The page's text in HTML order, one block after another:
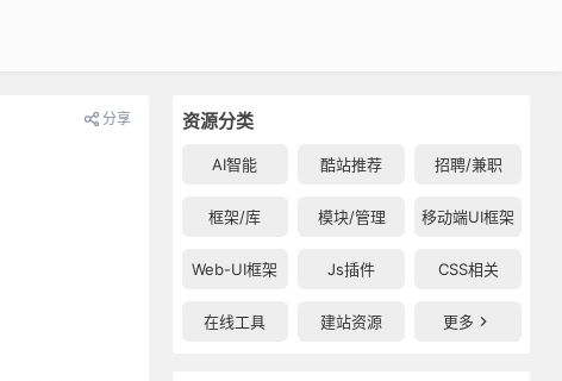
资源分类
AI智能 酷站推荐 招聘/兼职
框架/库 模块/管理 移动端UI框架
Web-UI框架 Js插件 CSS相关
在线工具 建站资源 更多
分享